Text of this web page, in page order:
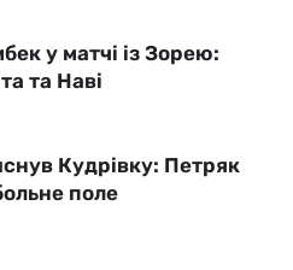
у матчі із Зорею:
та Наві
Кудрівку: Петряк
поле